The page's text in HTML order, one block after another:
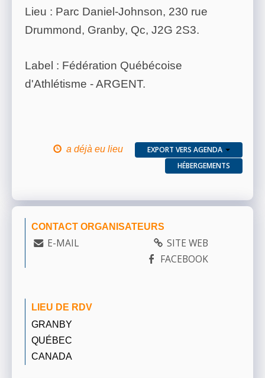
Lieu : Parc Daniel-Johnson, 230 rue
Drummond, Granby, Qc, J2G 2S3.
Label : Fédération Québécoise
d'Athlétisme - ARGENT.
a déjà eu lieu
EXPORT VERS AGENDA
HÉBERGEMENTS
CONTACT ORGANISATEURS
E-MAIL
SITE WEB
FACEBOOK
LIEU DE RDV
GRANBY
QUÉBEC
CANADA